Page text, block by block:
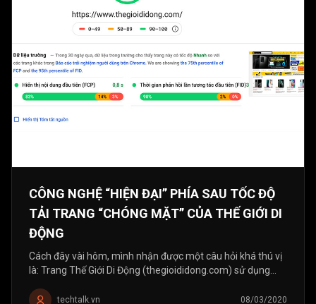
CÔNG NGHỆ “HIỆN ĐẠI” PHÍA SAU TỐC ĐỘ
TẢI TRANG “CHÓNG MẶT” CỦA THẾ GIỚI DI
ĐỘNG
Cách đây vài hôm, mình nhận được một câu hỏi khá thú vị
là: Trang Thế Giới Di Động (thegioididong.com) sử dụng
mất vài...techtalk.vn 08/03/2020